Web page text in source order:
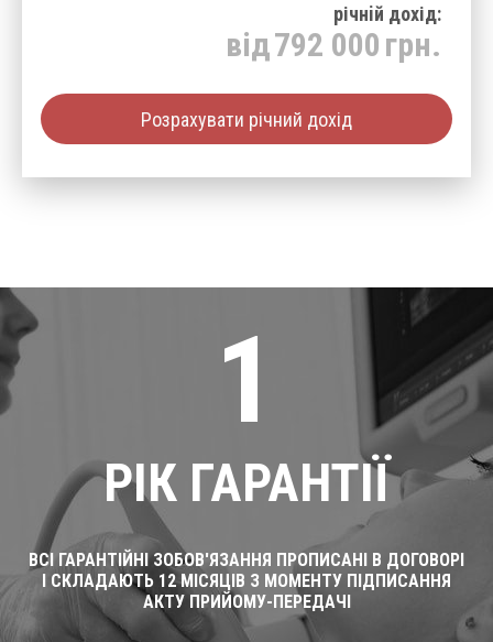
річнiй дохід:
від792 000 грн.
Розрахувати річний дохід
1
РІК ГАРАНТІЇ
ВСІ ГАРАНТІЙНІ ЗОБОВ'ЯЗАННЯ ПРОПИСАНІ В ДОГОВОРІ
І СКЛАДАЮТЬ 12 МІСЯЦІВ З МОМЕНТУ ПІДПИСАННЯ
АКТУ ПРИЙОМУ-ПЕРЕДАЧІ